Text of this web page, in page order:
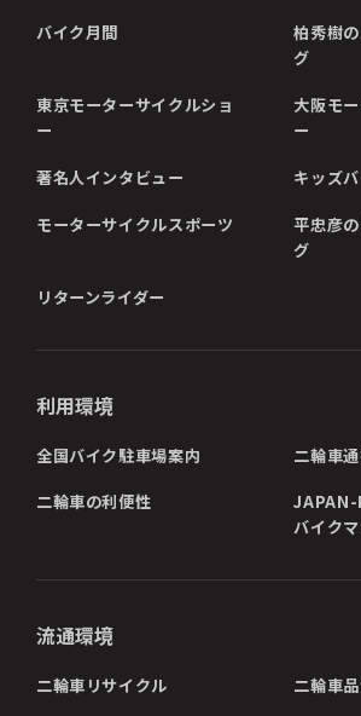
バイク月間
柏秀樹
グ
東京モーターサイクルショ
ー
大阪モ
ー
著名人インタビュー キッズ
モーターサイクルスポーツ
平忠彦
グ
リターンライダー
利用環境
全国バイク駐車場案内 二輪車
二輪車の利便性
JAPAN-
バイク
流通環境
二輪車リサイクル 二輪車